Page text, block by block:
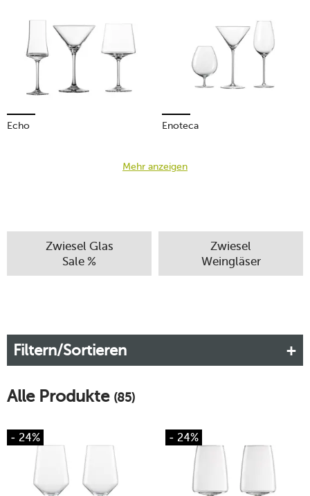
Echo Enoteca
Mehr anzeigen
Zwiesel Glas
Sale %
Zwiesel
Weingläser
Filtern/Sortieren
Alle Produkte (85)
- 24% - 24%